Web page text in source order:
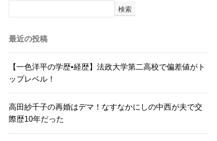
検索
最近の投稿
【一色洋平の学歴•経歴】法政大学第二高校で偏差値がト
ップレベル！
高田紗千子の再婚はデマ！なすなかにしの中西が夫で交
際歴10年だった